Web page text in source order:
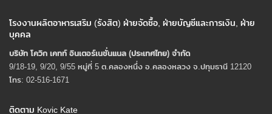
โรงงานผลิตอาหารเสริม (รังสิต) ฝ่ายจัดซื้อ, ฝ่ายบัญชีและการเงิน, ฝ่าย
บุคคล
บริษัท โควิก เคทท์ อินเตอร์เนชั่นแนล (ประเทศไทย) จํากัด
9/18-19, 9/20, 9/55 หมู่ที่ 5 ต.คลองหนึ่ง อ.คลองหลวง จ.ปทุมธานี 12120
โทร: 02-516-1671
ติดตาม Kovic Kate